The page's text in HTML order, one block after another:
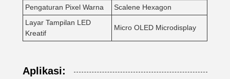
Pengaturan Pixel Warna
Scalene Hexagon
Layar Tampilan LED
Kreatif
Micro OLED Microdisplay
Aplikasi: